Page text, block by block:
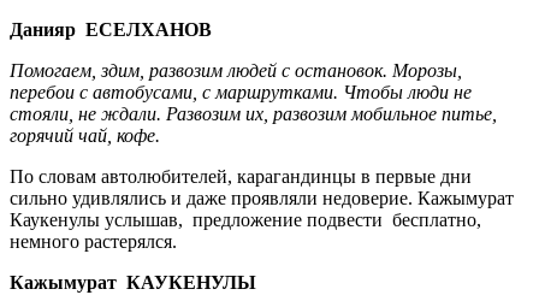
Данияр ЕСЕЛХАНОВ
Помогаем, здим, развозим людей с остановок. Морозы,
перебои с автобусами, с маршрутками. Чтобы люди не
стояли, не ждали. Развозим их, развозим мобильное питье,
горячий чай, кофе.
По словам автолюбителей, карагандинцы в первые дни
сильно удивлялись и даже проявляли недоверие. Кажымурат
Каукенулы услышав, предложение подвести бесплатно,
немного растерялся.
Кажымурат КАУКЕНУЛЫ